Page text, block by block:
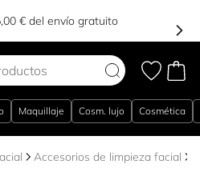
€ del envío gratuito
Maquillaje Cosm. lujo Cosmética
Accesorios de limpieza facial